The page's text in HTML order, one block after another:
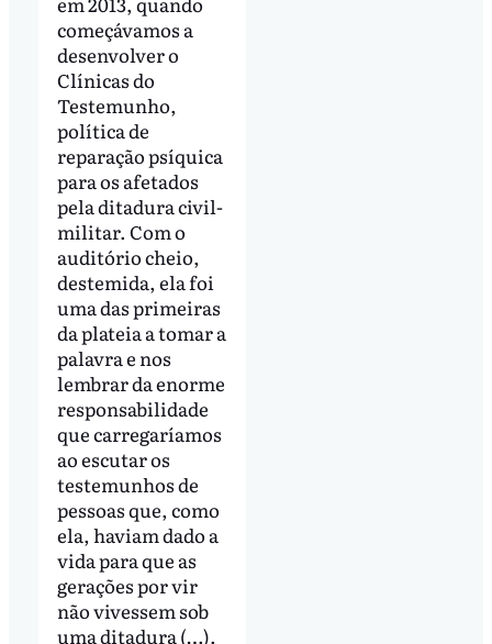
começávamos a
desenvolver o
Clínicas do
Testemunho,
política de
reparação psíquica
para os afetados
pela ditadura civil-
militar. Com o
auditório cheio,
destemida, ela foi
uma das primeiras
da plateia a tomar a
palavra e nos
lembrar da enorme
responsabilidade
que carregaríamos
ao escutar os
testemunhos de
pessoas que, como
ela, haviam dado a
vida para que as
gerações por vir
não vivessem sob
uma ditadura (…).